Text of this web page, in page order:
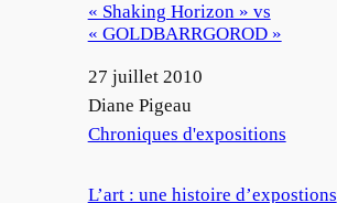
« Shaking Horizon » vs
« GOLDBARRGOROD »
Date
27 juillet 2010
Auteur
Diane Pigeau
Par rapport à
Chroniques d'expositions
L’art : une histoire d’expostions